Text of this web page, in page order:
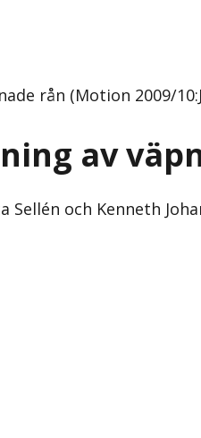
rån (Motion 2009/
av
Sellén och Kenneth